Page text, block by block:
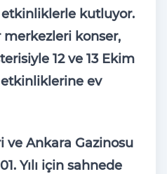
etkinliklerle kutluyor.
merkezleri konser,
12 ve 13 Ekim
etkinliklerine ev
ve Ankara Gazinosu
Yılı için sahnede